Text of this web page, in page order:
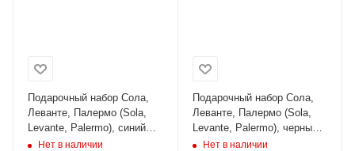
Подарочный набор Сола,
Леванте, Палермо (Sola,
Levante, Palermo), синий
(сумка, зонт, термокружка)
Нет в наличии
Подарочный набор Сола,
Леванте, Палермо (Sola,
Levante, Palermo), черный
(сумка, зонт, термокружка)
Нет в наличии